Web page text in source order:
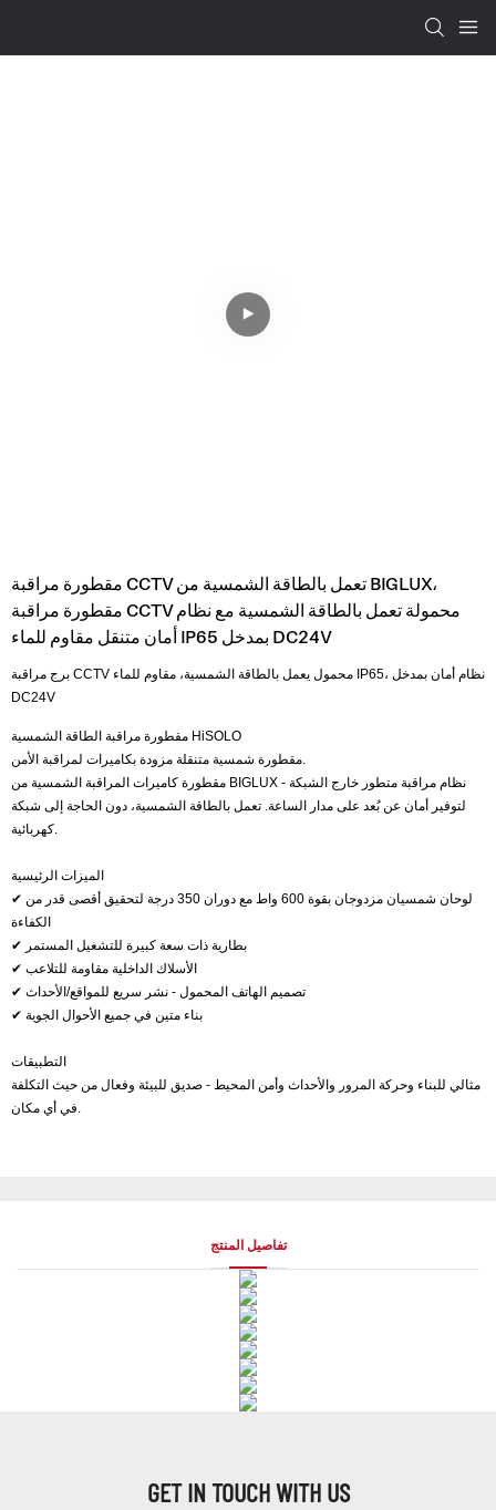
مقطورة مراقبة CCTV تعمل بالطاقة الشمسية من BIGLUX،
مقطورة مراقبة CCTV محمولة تعمل بالطاقة الشمسية مع نظام
أمان متنقل مقاوم للماء IP65 بمدخل DC24V
برج مراقبة CCTV محمول يعمل بالطاقة الشمسية، مقاوم للماء IP65، نظام أمان بمدخل
DC24V
مقطورة مراقبة الطاقة الشمسية HiSOLO
مقطورة شمسية متنقلة مزودة بكاميرات لمراقبة الأمن.
مقطورة كاميرات المراقبة الشمسية من BIGLUX - نظام مراقبة متطور خارج الشبكة
لتوفير أمان عن بُعد على مدار الساعة. تعمل بالطاقة الشمسية، دون الحاجة إلى شبكة
كهربائية.
الميزات الرئيسية
✔ لوحان شمسيان مزدوجان بقوة 600 واط مع دوران 350 درجة لتحقيق أقصى قدر من
الكفاءة
✔ بطارية ذات سعة كبيرة للتشغيل المستمر
✔ الأسلاك الداخلية مقاومة للتلاعب
✔ تصميم الهاتف المحمول - نشر سريع للمواقع/الأحداث
✔ بناء متين في جميع الأحوال الجوية
التطبيقات
مثالي للبناء وحركة المرور والأحداث وأمن المحيط - صديق للبيئة وفعال من حيث التكلفة
في أي مكان.
تفاصيل المنتج
GET IN TOUCH WITH US